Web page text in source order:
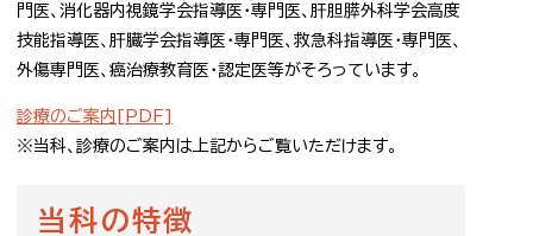
門医、消化器内視鏡学会指導医・専門医、肝胆膵外科学会高度
技能指導医、肝臓学会指導医・専門医、救急科指導医・専門医、
外傷専門医、癌治療教育医・認定医等がそろっています。
診療のご案内[PDF]
※当科、診療のご案内は上記からご覧いただけます。
当科の特徴